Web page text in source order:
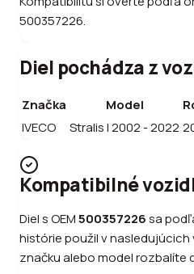
500357226.
Diel pochádza z
Značka Model
IVECO
Stralis I 2002 - 2022
Kompatibilné
Diel s OEM500357226sa
histórie použil v nasledujúcich
značku alebo model rozbalíte